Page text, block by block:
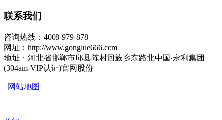
联系我们
咨询热线：4008-979-878
网址：http://www.gonglue666.com
地址：河北省邯郸市邱县陈村回族乡东路北中国·永利集团
(304am-VIP认证)官网股份
网站地图